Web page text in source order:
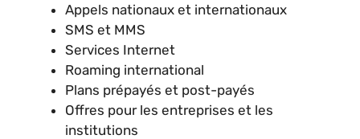
Appels nationaux et internationaux
SMS et MMS
Services Internet
Roaming international
Plans prépayés et post-payés
Offres pour les entreprises et les
institutions